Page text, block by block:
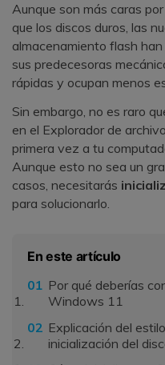
UBackit - Respaldar
Aunque son más caras
que los discos duros, las
almacenamiento flash
sus predecesoras
rápidas y ocupan menos
Sin embargo, no es raro
en el Explorador de
primera vez a tu
Aunque esto no sea un
casos, necesitarás
para solucionarlo.
En este artículo
Por qué deberías
Windows 11
Explicación del
inicialización del